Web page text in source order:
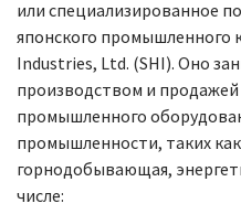
или специализированное
японского промышленного
Industries, Ltd. (SHI). Оно
производством и
промышленного
промышленности, таких
горнодобывающая,
числе: